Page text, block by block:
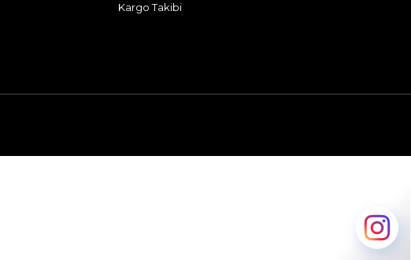
Kargo Takibi